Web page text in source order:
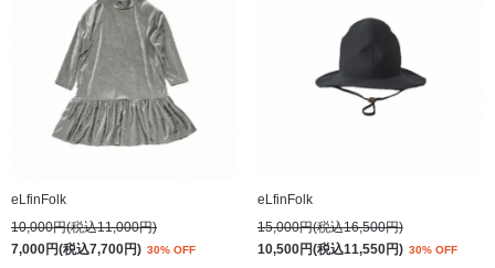
eLfinFolk
10,000円(税込11,000円)
7,000円(税込7,700円) 30% OFF
eLfinFolk
15,000円(税込16,500円)
10,500円(税込11,550円) 30% OFF